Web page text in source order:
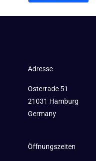
Adresse
Osterrade 51
21031 Hamburg
Germany
Öffnungszeiten